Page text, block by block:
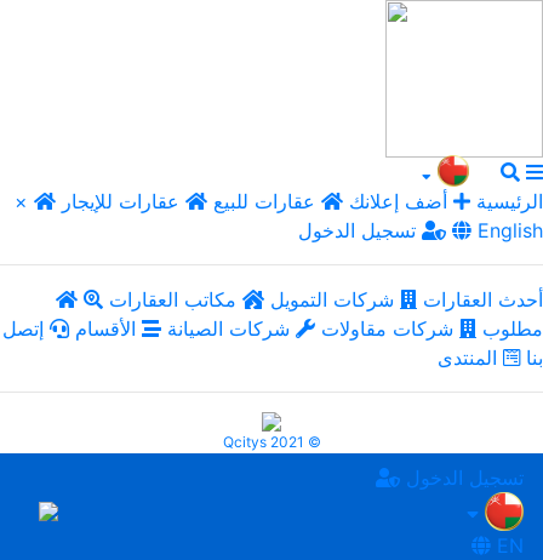
× الرئيسية أضف إعلانك عقارات للبيع
عقارات للإيجار
تسجيل الدخول
English
أحدث العقارات شركات التمويل
مكاتب العقارات
مطلوب
شركات مقاولات شركات الصيانة الأقسام
إتصل
بنا
المنتدى
Qcitys 2021 ©
تسجيل الدخول
EN